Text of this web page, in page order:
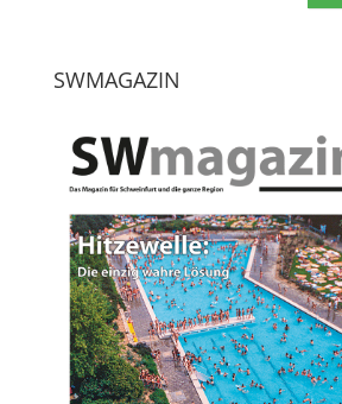
SWMAGAZIN